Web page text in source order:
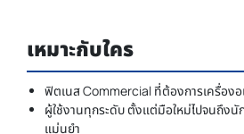
เหมาะกับใคร
ฟิตเนส Commercial ที่ต้องการเครื่อง
ผู้ใช้งานทุกระดับ ตั้งแต่มือใหม่ไปจนถึง
แม่นยำ